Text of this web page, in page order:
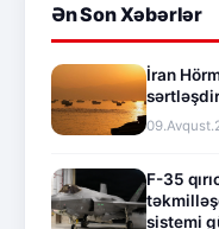
Ən Son Xəbərlər
İran
F-35
sistemi